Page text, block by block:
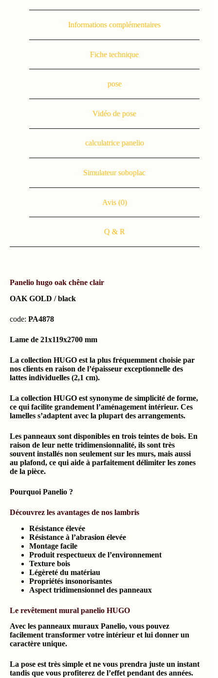
Informations complémentaires
Fiche technique
pose
Vidéo de pose
calculatrice panelio
Simulateur soboplac
Avis (0)
Q & R
Panelio hugo oak chêne clair
OAK GOLD / black
code: PA4878
Lame de 21x119x2700 mm
La collection HUGO est la plus fréquemment choisie par
nos clients en raison de l’épaisseur exceptionnelle des
lattes individuelles (2,1 cm).
La collection HUGO est synonyme de simplicité de forme,
ce qui facilite grandement l’aménagement intérieur. Ces
lamelles s’adaptent avec la plupart des arrangements.
Les panneaux sont disponibles en trois teintes de bois. En
raison de leur nette tridimensionnalité, ils sont très
souvent installés non seulement sur les murs, mais aussi
au plafond, ce qui aide à parfaitement délimiter les zones
de la pièce.
Pourquoi Panelio ?
Découvrez les avantages de nos lambris
Résistance élevée
Résistance à l’abrasion élevée
Montage facile
Produit respectueux de l’environnement
Texture bois
Légèreté du matériau
Propriétés insonorisantes
Aspect tridimensionnel des panneaux
Le revêtement mural panelio HUGO
Avec les panneaux muraux Panelio, vous pouvez
facilement transformer votre intérieur et lui donner un
caractère unique.
La pose est très simple et ne vous prendra juste un instant
tandis que vous profiterez de l’effet pendant des années.